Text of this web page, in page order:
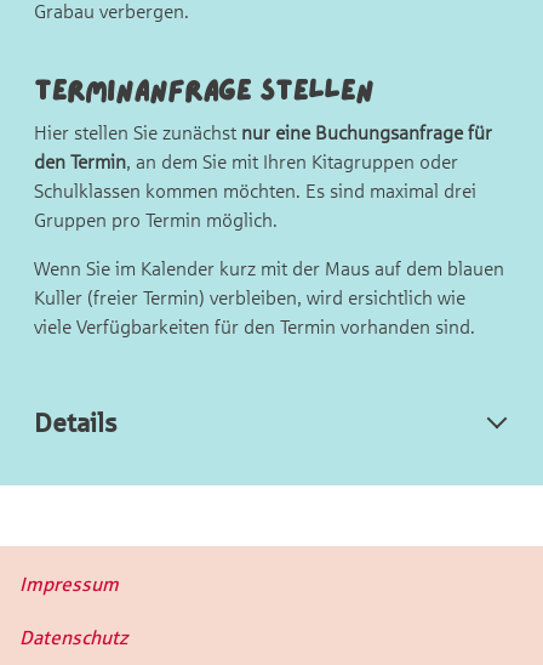
Grabau verbergen.
Terminanfrage stellen
Hier stellen Sie zunächst nur eine Buchungsanfrage für
den Termin, an dem Sie mit Ihren Kitagruppen oder
Schulklassen kommen möchten. Es sind maximal drei
Gruppen pro Termin möglich.
Wenn Sie im Kalender kurz mit der Maus auf dem blauen
Kuller (freier Termin) verbleiben, wird ersichtlich wie
viele Verfügbarkeiten für den Termin vorhanden sind.
Details
Impressum
Datenschutz